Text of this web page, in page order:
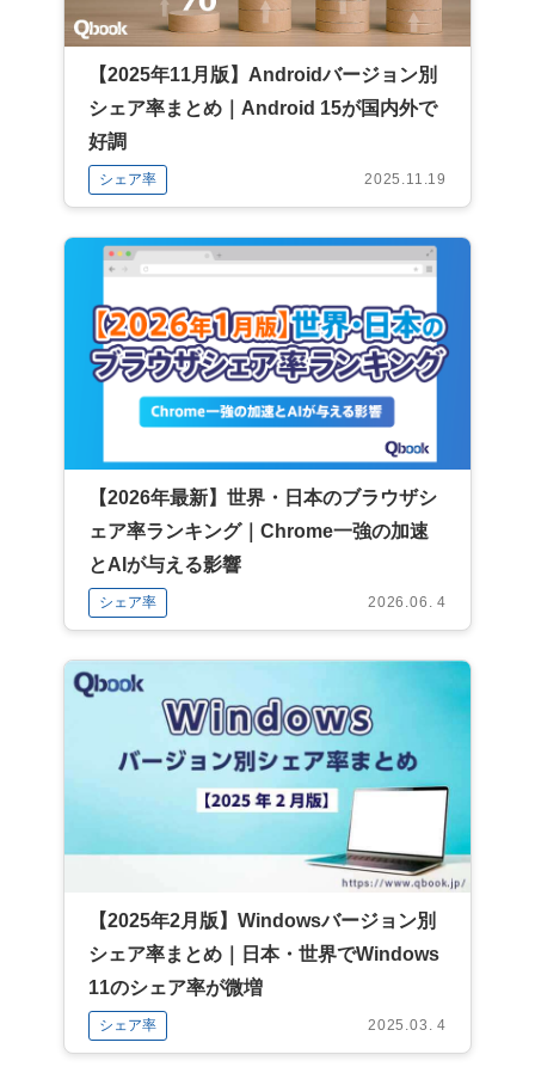
【2025年11月版】Androidバージョン別
シェア率まとめ｜Android 15が国内外で
好調
シェア率 2025.11.19
【2026年最新】世界・日本のブラウザシ
ェア率ランキング｜Chrome一強の加速
とAIが与える影響
シェア率 2026.06. 4
【2025年2月版】Windowsバージョン別
シェア率まとめ｜日本・世界でWindows
11のシェア率が微増
シェア率 2025.03. 4